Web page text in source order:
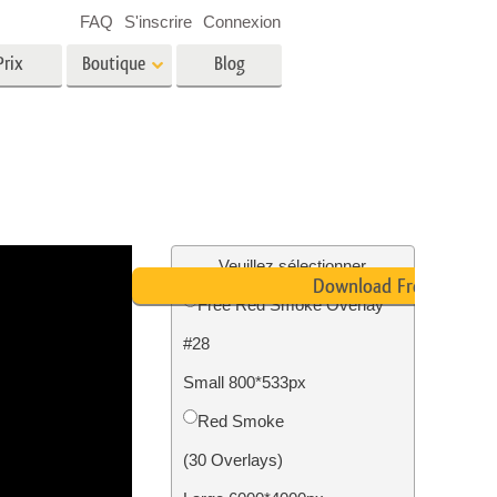
Services de restauration photo
Boutique Blog
FAQ S'inscrire Connexion
Veuillez sélectionner
Free Red Smoke Overlay
#28
Small 800*533px
Red Smoke
(30 Overlays)
Download Free